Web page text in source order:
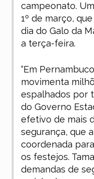
campeonato.
1º de março,
dia do Galo da
a terça-feira.
“Em
movimenta
espalhados por
do Governo
efetivo de mais
segurança, que
coordenada
os festejos.
demandas de